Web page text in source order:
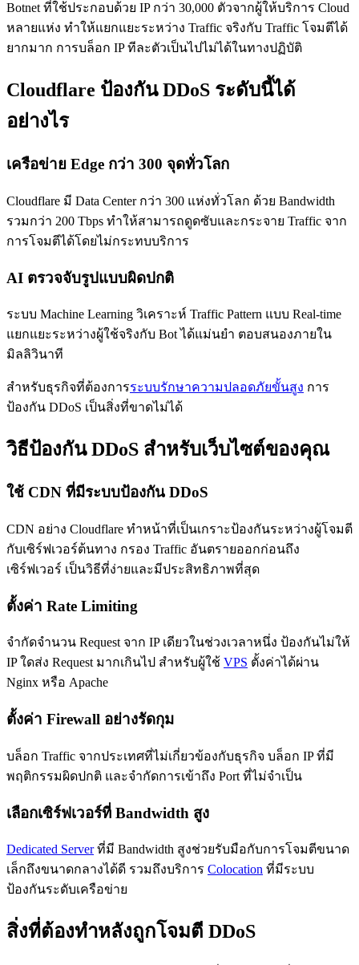
Botnet ที่ใช้ประกอบด้วย IP กว่า 30,000 ตัวจากผู้ให้บริการ Cloud
หลายแห่ง ทำให้แยกแยะระหว่าง Traffic จริงกับ Traffic โจมตีได้
ยากมาก การบล็อก IP ทีละตัวเป็นไปไม่ได้ในทางปฏิบัติ
Cloudflare ป้องกัน DDoS ระดับนี้ได้
อย่างไร
เครือข่าย Edge กว่า 300 จุดทั่วโลก
Cloudflare มี Data Center กว่า 300 แห่งทั่วโลก ด้วย Bandwidth
รวมกว่า 200 Tbps ทำให้สามารถดูดซับและกระจาย Traffic จาก
การโจมตีได้โดยไม่กระทบบริการ
AI ตรวจจับรูปแบบผิดปกติ
ระบบ Machine Learning วิเคราะห์ Traffic Pattern แบบ Real-time
แยกแยะระหว่างผู้ใช้จริงกับ Bot ได้แม่นยำ ตอบสนองภายใน
มิลลิวินาที
สำหรับธุรกิจที่ต้องการระบบรักษาความปลอดภัยขั้นสูง การ
ป้องกัน DDoS เป็นสิ่งที่ขาดไม่ได้
วิธีป้องกัน DDoS สำหรับเว็บไซต์ของคุณ
ใช้ CDN ที่มีระบบป้องกัน DDoS
CDN อย่าง Cloudflare ทำหน้าที่เป็นเกราะป้องกันระหว่างผู้โจมตี
กับเซิร์ฟเวอร์ต้นทาง กรอง Traffic อันตรายออกก่อนถึง
เซิร์ฟเวอร์ เป็นวิธีที่ง่ายและมีประสิทธิภาพที่สุด
ตั้งค่า Rate Limiting
จำกัดจำนวน Request จาก IP เดียวในช่วงเวลาหนึ่ง ป้องกันไม่ให้
IP ใดส่ง Request มากเกินไป สำหรับผู้ใช้ VPS ตั้งค่าได้ผ่าน
Nginx หรือ Apache
ตั้งค่า Firewall อย่างรัดกุม
บล็อก Traffic จากประเทศที่ไม่เกี่ยวข้องกับธุรกิจ บล็อก IP ที่มี
พฤติกรรมผิดปกติ และจำกัดการเข้าถึง Port ที่ไม่จำเป็น
เลือกเซิร์ฟเวอร์ที่ Bandwidth สูง
Dedicated Serverที่มี Bandwidth สูงช่วยรับมือกับการโจมตีขนาด
เล็กถึงขนาดกลางได้ดี รวมถึงบริการ Colocation ที่มีระบบ
ป้องกันระดับเครือข่าย
สิ่งที่ต้องทำหลังถูกโจมตี DDoS